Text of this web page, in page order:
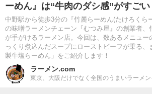
ーめん』は“牛肉のダシ感”がすごい
中野駅から徒歩3分の『竹麓らーめん(たけろくら
の味噌ラーメンチェーン『むつみ屋』の創業者、
が手がけるラーメン店。今回は、数あるメニュー
っくり煮込んだスープにローストビーフが乗る、
製牛塩らーめん」をご紹介します！
ラーメン.com
東京、大阪だけでなく全国のうまいラーメン